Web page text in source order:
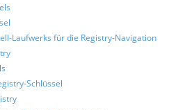
Laufwerks für die Registry-Navigation
Schlüssel